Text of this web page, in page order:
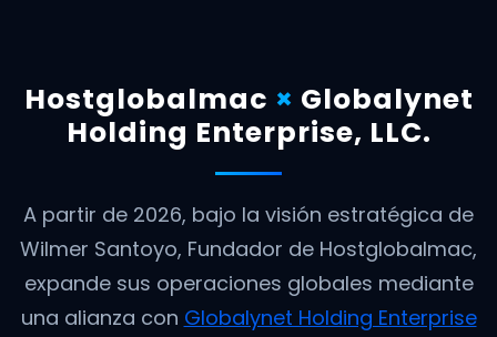
Hostglobalmac × Globalynet
Holding Enterprise, LLC.
A partir de 2026, bajo la visión estratégica de
Wilmer Santoyo, Fundador de Hostglobalmac,
expande sus operaciones globales mediante
una alianza con Globalynet Holding Enterprise